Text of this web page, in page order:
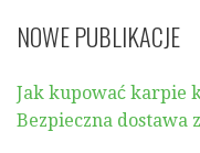
NOWE PUBLIKACJE
Jak kupować karpie
Bezpieczna dostawa